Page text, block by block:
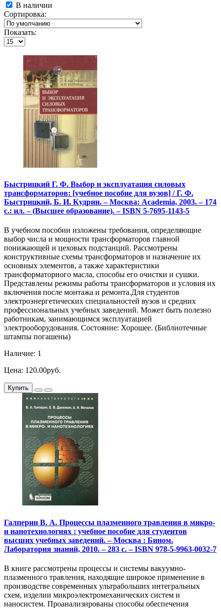
В наличии
Сортировка:
Показать:
Быстрицкий Г. Ф. Выбор и эксплуатация силовых
трансформаторов: [учебное пособие для вузов] / Г. Ф.
Быстрицкий, Б. И. Кудрин. – Москва: Academia, 2003. – 174
с.: ил. – (Высшее образование). – ISBN 5-7695-1143-5
В учебном пособии изложены требования, определяющие
выбор числа и мощности трансформаторов главной
понижающей и цеховых подстанций. Рассмотрены
конструктивные схемы трансформаторов и назначение их
основных элементов, а также характеристики
трансформаторного масла, способы его очистки и сушки.
Представлены режимы работы трансформаторов и условия их
включения после монтажа и ремонта.Для студентов
электроэнергетических специальностей вузов и средних
профессиональных учебных заведений. Может быть полезно
работникам, занимающимся эксплуатацией
электрооборудования. Состояние: Хорошее. (Библиотечные
штампы погашены)
Наличие: 1
Цена: 120.00руб.
Купить
Галперин В. А. Процессы плазменного травления в микро-
и нанотехнологиях : учебное пособие для студентов
высших учебных заведений. – Москва : Бином.
Лаборатория знаний, 2010. – 283 с. – ISBN 978-5-9963-0032-7
В книге рассмотрены процессы и системы вакуумно-
плазменного травления, находящие широкое применение в
производстве современных ультрабольших интегральных
схем, изделии микроэлектромеханических систем и
наносистем. Проанализированы способы обеспечения